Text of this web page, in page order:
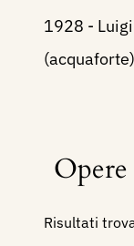
1928 -
Risultati